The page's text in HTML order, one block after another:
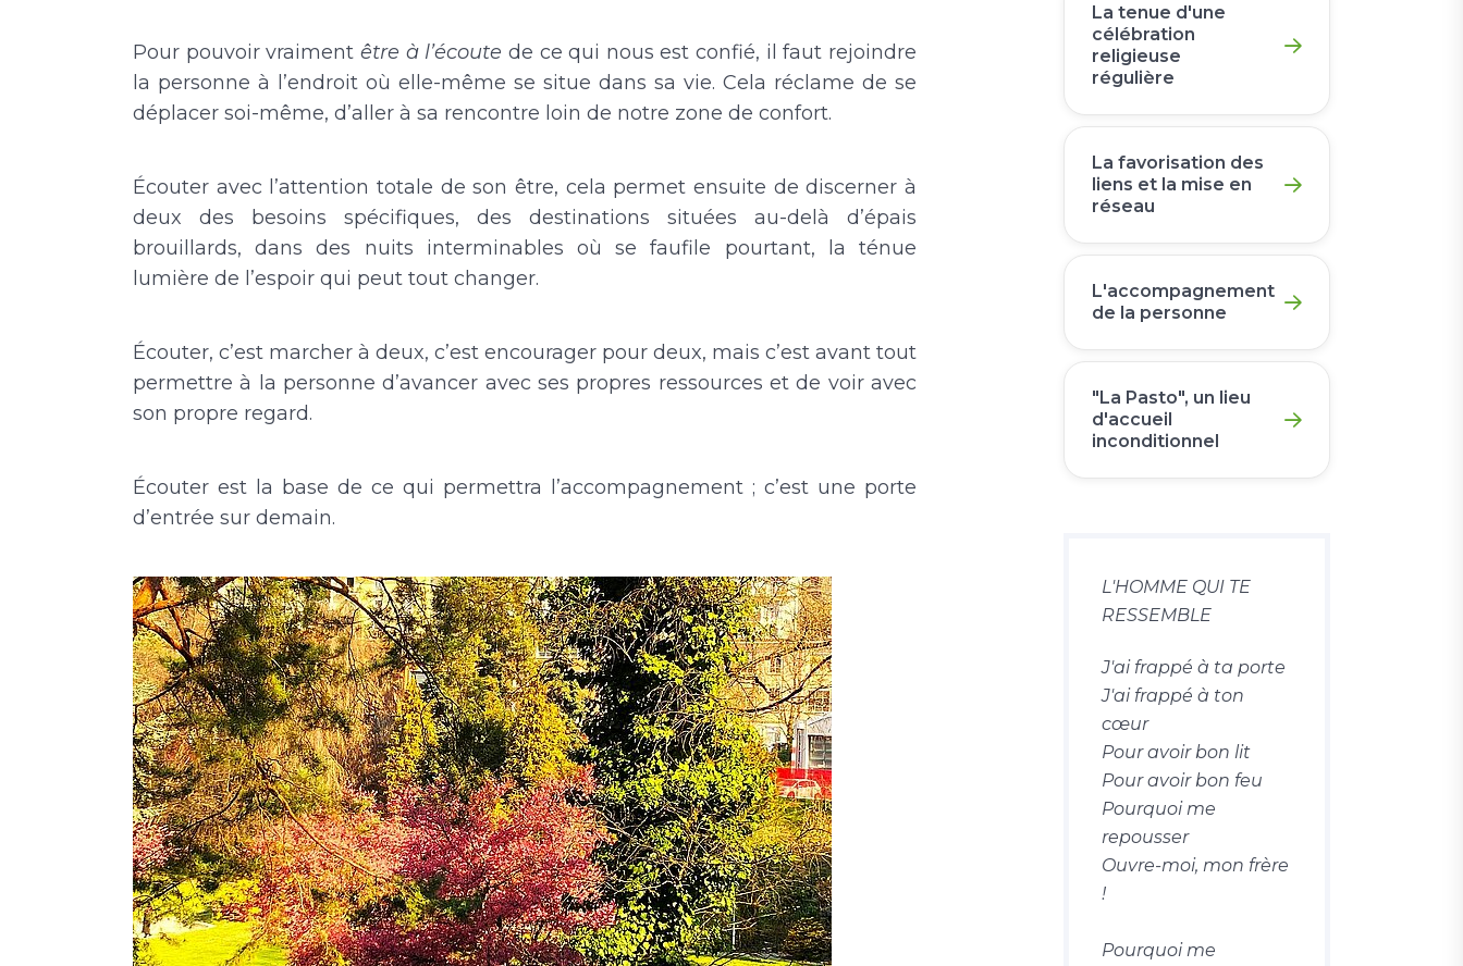
Pour pouvoir vraiment être à l’écoute de ce qui nous est confié, il faut rejoindre
la personne à l’endroit où elle-même se situe dans sa vie. Cela réclame de se
déplacer soi-même, d’aller à sa rencontre loin de notre zone de confort.
Écouter avec l’attention totale de son être, cela permet ensuite de discerner à
deux des besoins spécifiques, des destinations situées au-delà d’épais
brouillards, dans des nuits interminables où se faufile pourtant, la ténue
lumière de l’espoir qui peut tout changer.
Écouter, c’est marcher à deux, c’est encourager pour deux, mais c’est avant tout
permettre à la personne d’avancer avec ses propres ressources et de voir avec
son propre regard.
Écouter est la base de ce qui permettra l’accompagnement ; c’est une porte
d’entrée sur demain.
La tenue d'une
célébration
religieuse
régulière
La favorisation des
liens et la mise en
réseau
L'accompagnement
de la personne
"La Pasto", un lieu
d'accueil
inconditionnel
L'HOMME QUI TE
RESSEMBLE
J'ai frappé à ta porte
J'ai frappé à ton
cœur
Pour avoir bon lit
Pour avoir bon feu
Pourquoi me
repousser
Ouvre-moi, mon frère
!
Pourquoi me